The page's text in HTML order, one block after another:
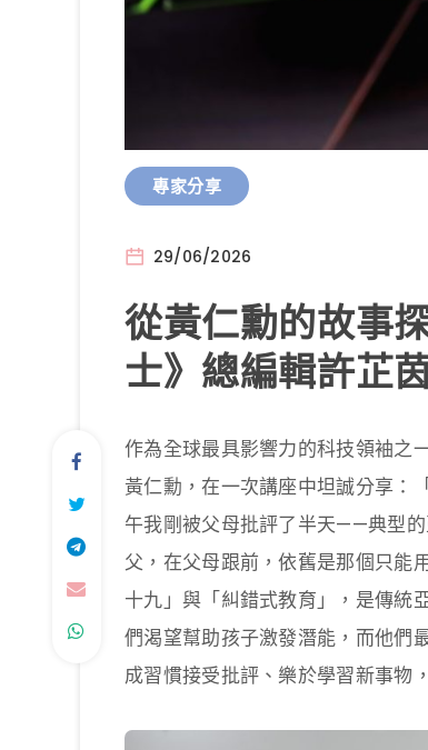
專家分享
29/06/2026
從黃仁勳的故事
士》總編輯許芷
作為全球最具影響力的科技領袖之
黃仁勳，在一次講座中坦誠分享：
午我剛被父母批評了半天——典型
父，在父母跟前，依舊是那個只能
十九」與「糾錯式教育」，是傳統
們渴望幫助孩子激發潛能，而他們
成習慣接受批評、樂於學習新事物